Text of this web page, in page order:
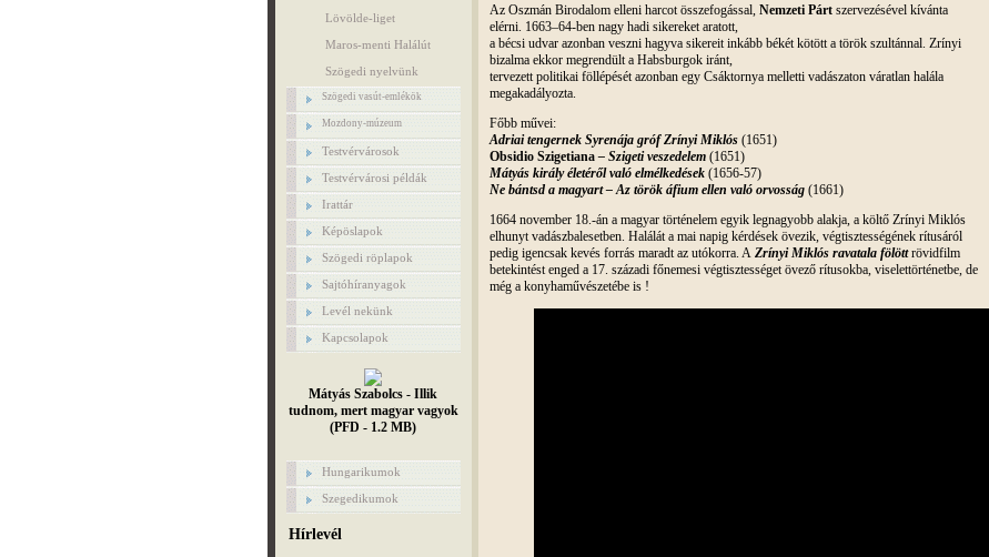
Lövölde-liget
Maros-menti Halálút
Szögedi nyelvünk
Szögedi vasút-emlékök
Mozdony-múzeum
Testvérvárosok
Testvérvárosi példák
Irattár
Képöslapok
Szögedi röplapok
Sajtóhíranyagok
Levél nekünk
Kapcsolapok
Mátyás Szabolcs - Illik
tudnom, mert magyar vagyok
(PFD - 1.2 MB)
Hungarikumok
Szegedikumok
Hírlevél
Az Oszmán Birodalom elleni harcot összefogással, Nemzeti Pártszervezésével kívánta
elérni. 1663–64-ben nagy hadi sikereket aratott,
a bécsi udvar azonban veszni hagyva sikereit inkább békét kötött a török szultánnal. Zrínyi
bizalma ekkor megrendült a Habsburgok iránt,
tervezett politikai föllépését azonban egy Csáktornya melletti vadászaton váratlan halála
megakadályozta.
Főbb művei:
Adriai tengernek Syrenája gróf Zrínyi Miklós(1651)
Obsidio Szigetiana– Szigeti veszedelem(1651)
Mátyás király életéről való elmélkedések(1656-57)
Ne bántsd a magyart – Az török áfium ellen való orvosság(1661)
1664 november 18.-án a magyar történelem egyik legnagyobb alakja, a költő Zrínyi Miklós
elhunyt vadászbalesetben. Halálát a mai napig kérdések övezik, végtisztességének rítusáról
pedig igencsak kevés forrás maradt az utókorra. A Zrínyi Miklós ravatala fölöttrövidfilm
betekintést enged a 17. századi főnemesi végtisztességet övező rítusokba, viselettörténetbe, de
még a konyhaművészetébe is !